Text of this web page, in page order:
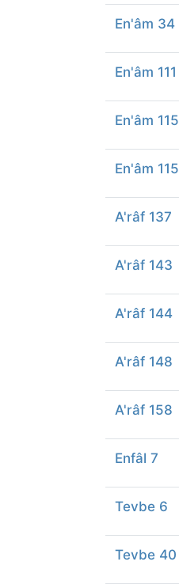
En'âm 34
En'âm 111
En'âm 115
En'âm 115
A'râf 137
A'râf 143
A'râf 144
A'râf 148
A'râf 158
Enfâl 7
Tevbe 6
Tevbe 40